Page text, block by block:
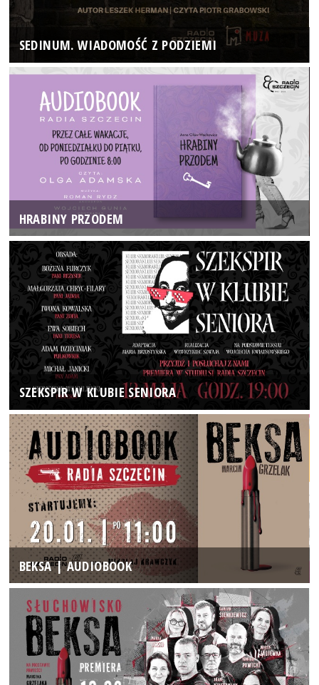
SEDINUM. WIADOMOŚĆ Z PODZIEMI
HRABINY PRZODEM
SZEKSPIR W KLUBIE SENIORA
BEKSA | AUDIOBOOK